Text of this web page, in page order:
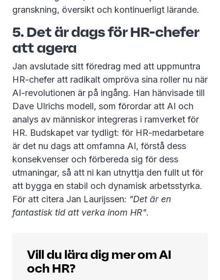
granskning, översikt och kontinuerligt lärande.
5. Det är dags för HR-chefer
att agera
Jan avslutade sitt föredrag med att uppmuntra
HR-chefer att radikalt ompröva sina roller nu när
AI-revolutionen är på ingång. Han hänvisade till
Dave Ulrichs modell, som förordar att AI och
analys av människor integreras i ramverket för
HR. Budskapet var tydligt: för HR-medarbetare
är det nu dags att omfamna AI, förstå dess
konsekvenser och förbereda sig för dess
utmaningar, så att ni kan utnyttja den fullt ut för
att bygga en stabil och dynamisk arbetsstyrka.
För att citera Jan Laurijssen: "Det är en
fantastisk tid att verka inom HR".
Vill du lära dig mer om AI
och HR?